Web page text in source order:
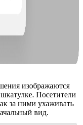
изображаются
Посетители
за ними ухаживать
вид.